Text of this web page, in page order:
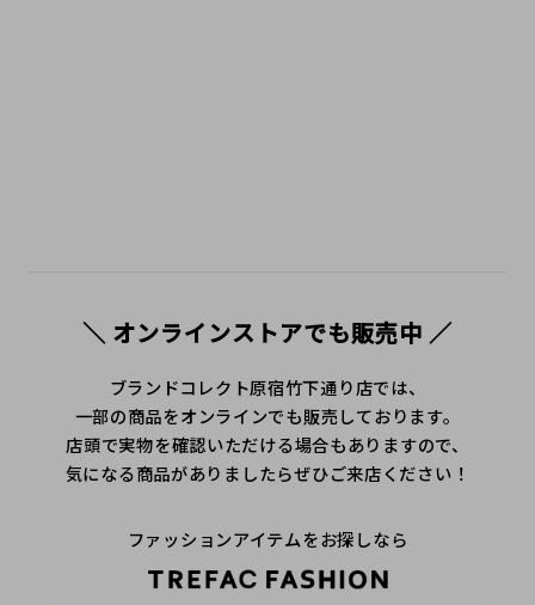
＼ オンラインストアでも販売中 ／
ブランドコレクト原宿竹下通り店では、
一部の商品をオンラインでも販売しております。
店頭で実物を確認いただける場合もありますので、
気になる商品がありましたらぜひご来店ください！
ファッションアイテムをお探しなら